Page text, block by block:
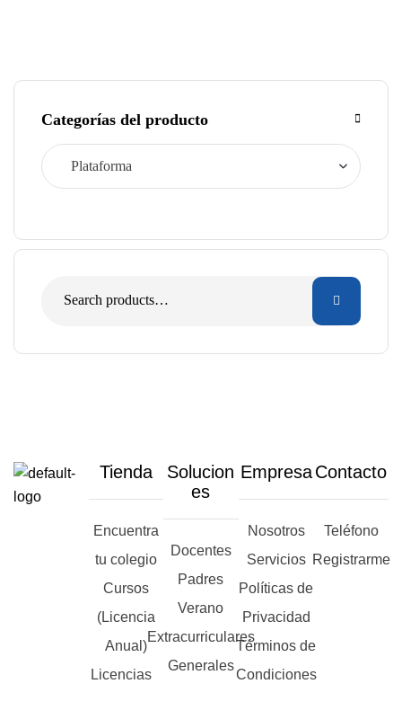
Categorías del producto
Tienda
Encuentra
tu colegio
Cursos
(Licencia
Anual)
Licencias
Solucion
es
Docentes
Padres
Verano
Extracurriculares
Generales
Empresa
Nosotros
Servicios
Políticas de
Privacidad
Términos de
Condiciones
Contacto
Teléfono
Registrarme